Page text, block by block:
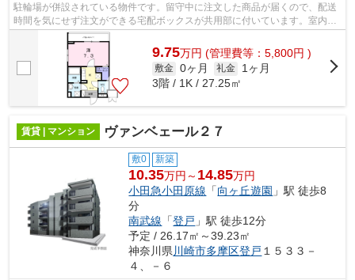
駐輪場が併設されている物件です。留守中に注文した商品が届くので、配送
時間を気にせず注文ができる宅配ボックスが共用部に付いています。室内設
備は洗面所独立・浴室乾燥機など大変...
9.75万円 (管理費等：5,800円 )
敷金 0ヶ月 礼金
1ヶ月
3階 / 1K / 27.25㎡
賃貸 | マンション ヴァンベェール２７
敷0 新築
10.35万円～ 14.85万円
小田急小田原線 「向ヶ丘遊園 」駅 徒歩8
分
南武線 「登戸 」駅 徒歩12分
予定 / 26.17㎡～39.23㎡
神奈川県 川崎市多摩区登戸 １５３３－
４、－６